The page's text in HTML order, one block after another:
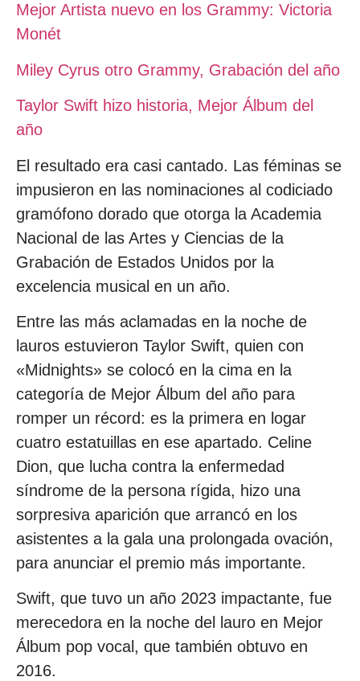
Mejor Artista nuevo en los Grammy: Victoria
Monét
Miley Cyrus otro Grammy, Grabación del año
Taylor Swift hizo historia, Mejor Álbum del
año
El resultado era casi cantado. Las féminas se
impusieron en las nominaciones al codiciado
gramófono dorado que otorga la Academia
Nacional de las Artes y Ciencias de la
Grabación de Estados Unidos por la
excelencia musical en un año.
Entre las más aclamadas en la noche de
lauros estuvieron Taylor Swift, quien con
«Midnights» se colocó en la cima en la
categoría de Mejor Álbum del año para
romper un récord: es la primera en logar
cuatro estatuillas en ese apartado. Celine
Dion, que lucha contra la enfermedad
síndrome de la persona rígida, hizo una
sorpresiva aparición que arrancó en los
asistentes a la gala una prolongada ovación,
para anunciar el premio más importante.
Swift, que tuvo un año 2023 impactante, fue
merecedora en la noche del lauro en Mejor
Álbum pop vocal, que también obtuvo en
2016.